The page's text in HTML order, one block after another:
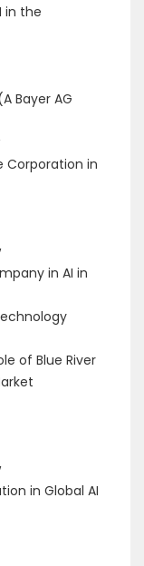
the
AG
in
in AI in
River
in Global AI